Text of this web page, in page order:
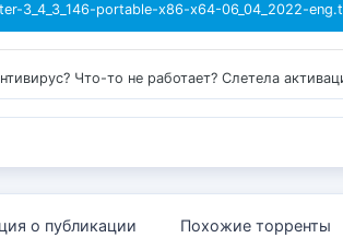
3_4_3_146-portable-x86-x64-06_04_2022-
Что-то не работает? Слетела
о публикации Похожие торренты